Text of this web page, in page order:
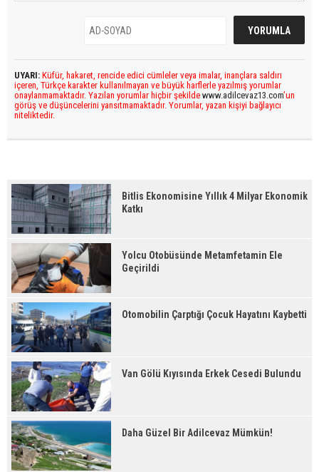
UYARI: Küfür, hakaret, rencide edici cümleler veya imalar, inançlara saldırı
içeren, Türkçe karakter kullanılmayan ve büyük harflerle yazılmış yorumlar
onaylanmamaktadır. Yazılan yorumlar hiçbir şekilde www.adilcevaz13.com’un
görüş ve düşüncelerini yansıtmamaktadır. Yorumlar, yazan kişiyi bağlayıcı
niteliktedir.
Bitlis Ekonomisine Yıllık 4 Milyar Ekonomik
Katkı
Yolcu Otobüsünde Metamfetamin Ele
Geçirildi
Otomobilin Çarptığı Çocuk Hayatını Kaybetti
Van Gölü Kıyısında Erkek Cesedi Bulundu
Daha Güzel Bir Adilcevaz Mümkün!